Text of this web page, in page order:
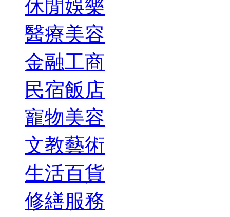
休閒娛樂
醫療美容
金融工商
民宿飯店
寵物美容
文教藝術
生活百貨
修繕服務